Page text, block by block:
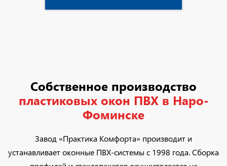
Собственное производство
пластиковых окон ПВХ в Наро-
Фоминске
Завод «Практика Комфорта» производит и
устанавливает оконные ПВХ-системы с 1998 года. Сборка